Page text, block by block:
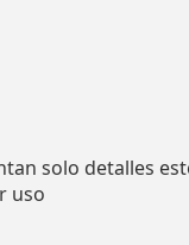
solo detalles
uso